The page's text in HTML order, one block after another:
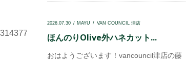
2026.07.30 MAYU VAN COUNCIL 津店
ほんのりOlive外ハネカット...
おはようございます！vancouncil津店の藤